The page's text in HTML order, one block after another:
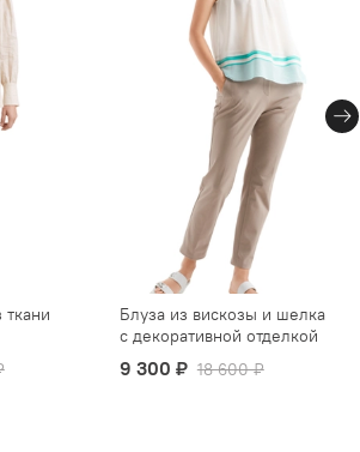
ткани
Блуза из вискозы и шелка
с декоративной отделкой
9 300 ₽ 18 600 ₽